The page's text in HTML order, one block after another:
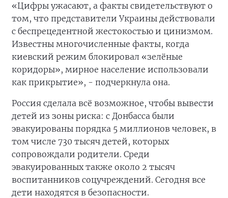
«Цифры ужасают, а факты свидетельствуют о
том, что представители Украины действовали
с беспрецедентной жестокостью и цинизмом.
Известны многочисленные факты, когда
киевский режим блокировал «зелёные
коридоры», мирное население использовали
как прикрытие», - подчеркнула она.
Россия сделала всё возможное, чтобы вывести
детей из зоны риска: с Донбасса были
эвакуированы порядка 5 миллионов человек, в
том числе 730 тысяч детей, которых
сопровождали родители. Среди
эвакуированных также около 2 тысяч
воспитанников соцучреждений. Сегодня все
дети находятся в безопасности.